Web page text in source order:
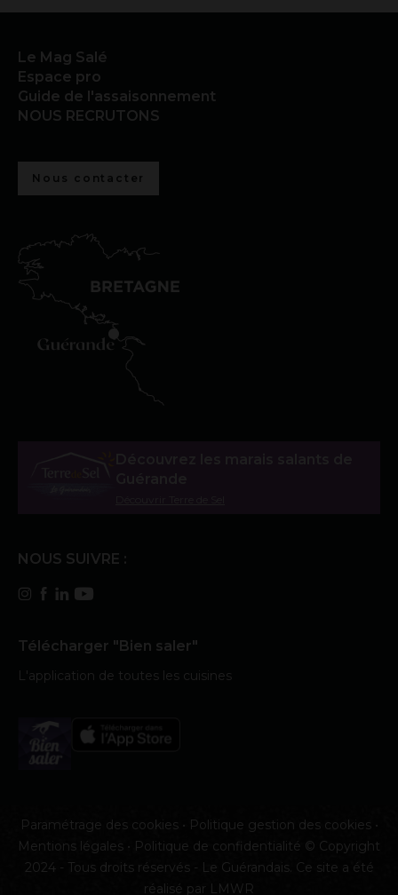
Le Mag Salé
Espace pro
Guide de l'assaisonnement
NOUS RECRUTONS
Nous contacter
NOUS SUIVRE :
Télécharger "Bien saler"
L'application de toutes les cuisines
Paramétrage des cookies• Politique gestion des cookies•
Mentions légales • Politique de confidentialité © Copyright
2024 - Tous droits réservés - Le Guérandais. Ce site a été
réalisé par LMWR